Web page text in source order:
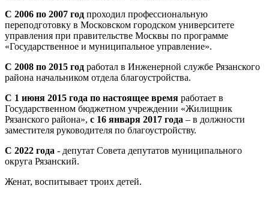
С 2006 по 2007 год проходил профессиональную
переподготовку в Московском городском университете
управления при правительстве Москвы по программе
«Государственное и муниципальное управление».
С 2008 по 2015 год работал в Инженерной службе Рязанского
района начальником отдела благоустройства.
С 1 июня 2015 года по настоящее время работает в
Государственном бюджетном учреждении «Жилищник
Рязанского района», с 16 января 2017 года – в должности
заместителя руководителя по благоустройству.
С 2022 года - депутат Совета депутатов муниципального
округа Рязанский.
Женат, воспитывает троих детей.